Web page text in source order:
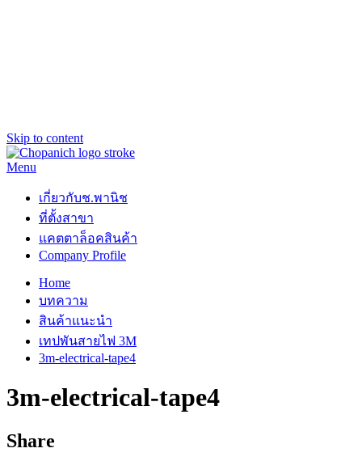
Skip to content
Menu
เกี่ยวกับช.พานิช
ที่ตั้งสาขา
แคตตาล็อคสินค้า
Company Profile
Home
บทความ
สินค้าแนะนำ
เทปพันสายไฟ 3M
3m-electrical-tape4
3m-electrical-tape4
Share